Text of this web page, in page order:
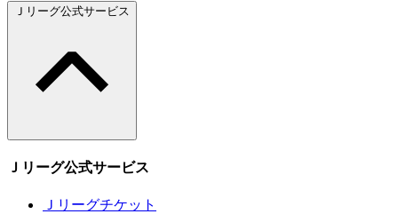
Ｊリーグ公式サービス
Ｊリーグ公式サービス
Ｊリーグチケット